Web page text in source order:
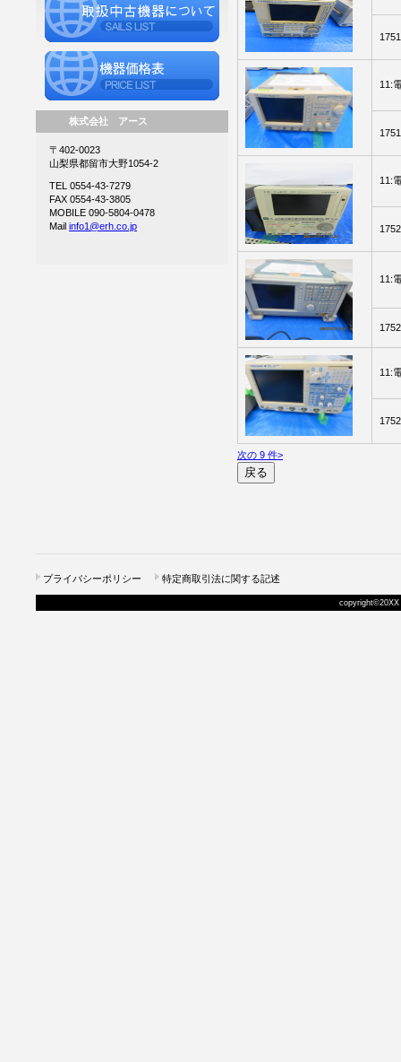
11:
11:
11:
11:
次の 9 件>
株式会社 アース
〒402-0023
山梨県都留市大野1054-2
TEL 0554-43-7279
FAX 0554-43-3805
MOBILE 090-5804-0478
Mail info1@erh.co.jp
プライバシーポリシー 特定商取引法に関する記述